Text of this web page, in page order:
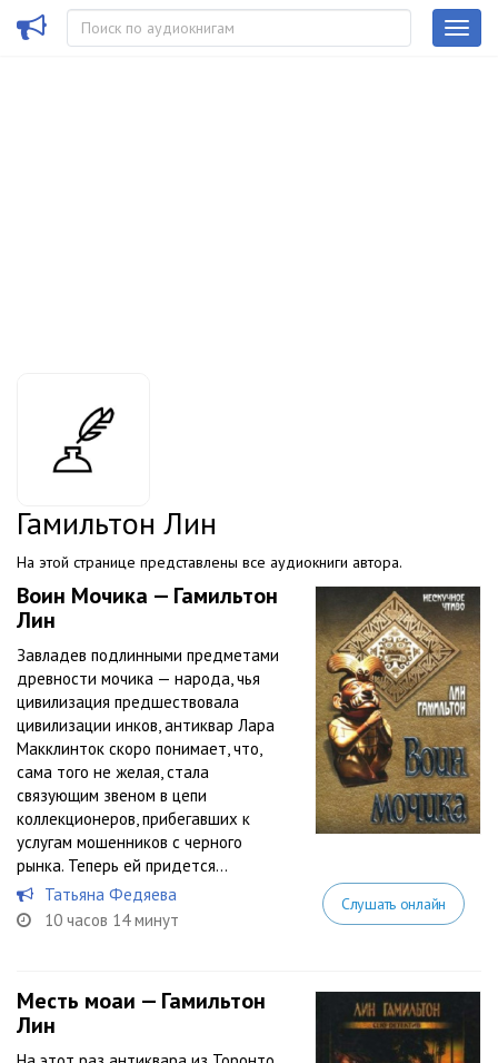
Гамильтон Лин
На этой странице представлены все аудиокниги автора.
Воин Мочика — Гамильтон
Лин
Завладев подлинными предметами
древности мочика — народа, чья
цивилизация предшествовала
цивилизации инков, антиквар Лара
Макклинток скоро понимает, что,
сама того не желая, стала
связующим звеном в цепи
коллекционеров, прибегавших к
услугам мошенников с черного
рынка. Теперь ей придется...
Татьяна Федяева
10 часов 14 минут
Слушать онлайн
Месть моаи — Гамильтон
Лин